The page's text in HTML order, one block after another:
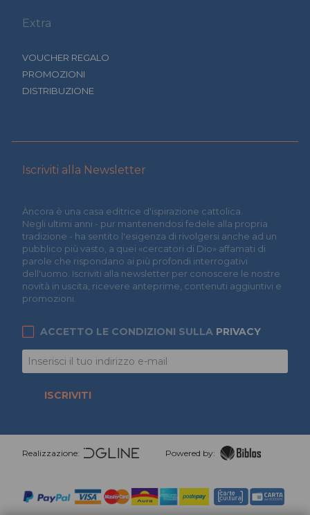
Extra
VOUCHER REGALO
PROMOZIONI
DISTRIBUZIONE
Iscriviti alla Newsletter
Àncora è una casa editrice d'ispirazione cattolica.
Negli ultimi anni - pur mantenendosi fedele alla propria
tradizione - ha sentito l'esigenza di rivolgersi anche ad un
pubblico più vasto, a quei «cercatori di Dio» affamati di
parole che rispondano ai più profondi interrogativi
dell'uomo. Iscriviti alla newsletter per conoscere le nostre
novità in uscita, ricevere anteprime, contenuti aggiuntivi e
promozioni.
ACCETTO LE CONDIZIONI SULLA PRIVACY
ISCRIVITI
Realizzazione: Powered by: